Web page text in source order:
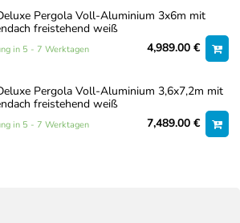
– Individuelles Angebot
– 0€
0,00 €
Pergola Voll-Aluminium 3x6m mit
freistehend weiß
in 5 - 7 Werktagen 4,989.00 €
Pergola Voll-Aluminium 3,6x7,2m mit
freistehend weiß
in 5 - 7 Werktagen 7,489.00 €